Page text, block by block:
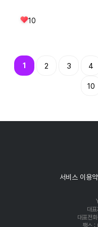
10
1 2 3 4
10
서비스 이용
대
대표전
팩스